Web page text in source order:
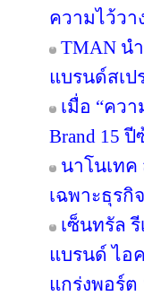
ความไว้วา
TMAN น
แบรนด์สเป
เมื่อ “คว
Brand 15
นาโนเทค
เฉพาะธุรกิ
เซ็นทรัล รี
แบรนด์ ไอ
แกร่งพอร์ต